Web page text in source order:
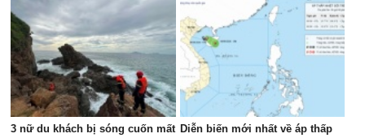
3 nữ du khách bị sóng cuốn mất Diễn biến mới nhất về áp thấp